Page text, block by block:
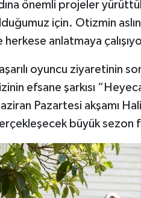
önemli projeler
için. Otizmin
herkese anlatmaya
oyuncu ziyaretinin
efsane şarkısı
Pazartesi akşamı
büyük sezon